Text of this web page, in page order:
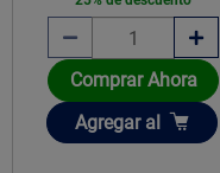
Comprar Ahora
Añadir
Agregar al